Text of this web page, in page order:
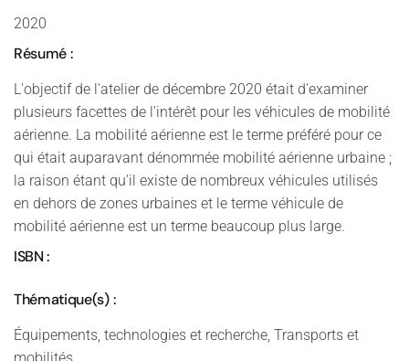
2020
Résumé :
L'objectif de l'atelier de décembre 2020 était d'examiner
plusieurs facettes de l'intérêt pour les véhicules de mobilité
aérienne. La mobilité aérienne est le terme préféré pour ce
qui était auparavant dénommée mobilité aérienne urbaine ;
la raison étant qu'il existe de nombreux véhicules utilisés
en dehors de zones urbaines et le terme véhicule de
mobilité aérienne est un terme beaucoup plus large.
ISBN :
Thématique(s) :
Équipements, technologies et recherche, Transports et